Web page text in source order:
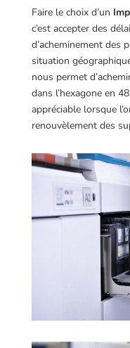
Faire le choix d’un
c’est accepter des
d’acheminement des
situation
nous permet
dans l’hexagone en
appréciable lorsque
renouvèlement des